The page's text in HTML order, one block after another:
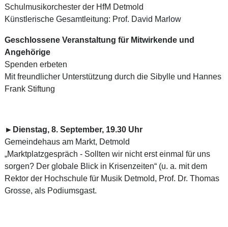
Schulmusikorchester der HfM Detmold
Künstlerische Gesamtleitung: Prof. David Marlow
Geschlossene Veranstaltung für Mitwirkende und
Angehörige
Spenden erbeten
Mit freundlicher Unterstützung durch die Sibylle und Hannes
Frank Stiftung
►Dienstag, 8. September, 19.30 Uhr
Gemeindehaus am Markt, Detmold
„Marktplatzgespräch - Sollten wir nicht erst einmal für uns
sorgen? Der globale Blick in Krisenzeiten“ (u. a. mit dem
Rektor der Hochschule für Musik Detmold, Prof. Dr. Thomas
Grosse, als Podiumsgast.